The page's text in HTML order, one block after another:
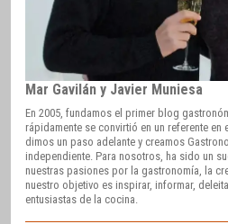
Mar Gavilán y Javier Muniesa
En 2005, fundamos el primer blog
rápidamente se convirtió en un referente en
dimos un paso adelante y creamos
independiente. Para nosotros, ha sido un
nuestras pasiones por la gastronomía, la
nuestro objetivo es inspirar, informar,
entusiastas de la cocina.